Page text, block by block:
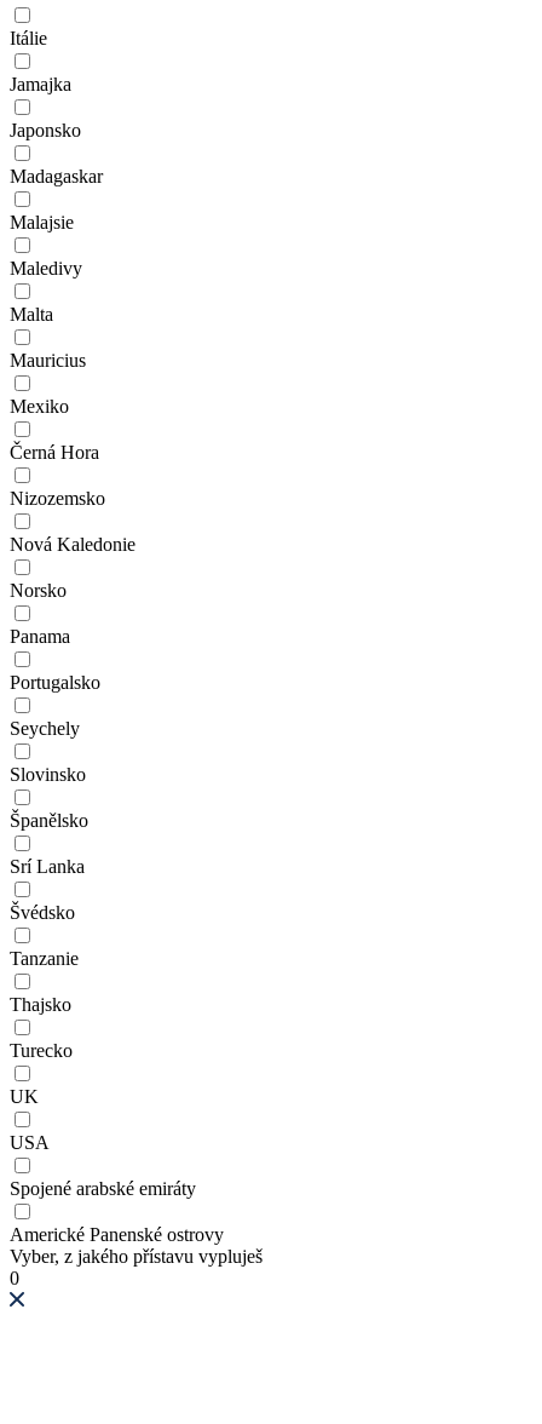
Itálie
Jamajka
Japonsko
Madagaskar
Malajsie
Maledivy
Malta
Mauricius
Mexiko
Černá Hora
Nizozemsko
Nová Kaledonie
Norsko
Panama
Portugalsko
Seychely
Slovinsko
Španělsko
Srí Lanka
Švédsko
Tanzanie
Thajsko
Turecko
UK
USA
Spojené arabské emiráty
Americké Panenské ostrovy
Vyber, z jakého přístavu vypluješ
0